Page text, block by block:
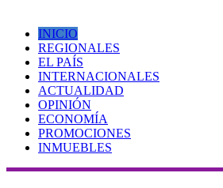
INICIO
REGIONALES
EL PAÍS
INTERNACIONALES
ACTUALIDAD
OPINIÓN
ECONOMÍA
PROMOCIONES
INMUEBLES